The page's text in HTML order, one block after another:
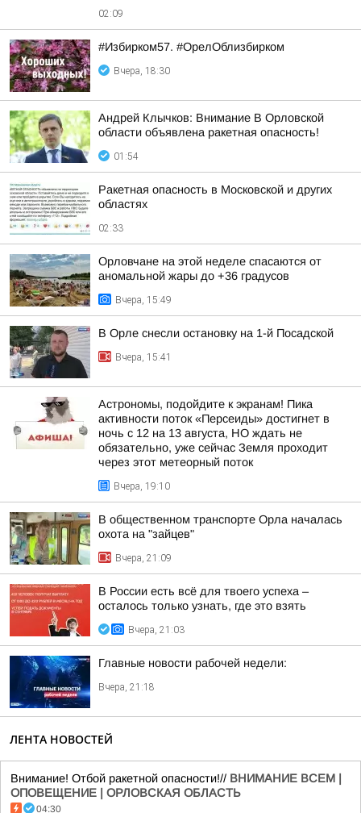
02:09
#Избирком57. #ОрелОблизбирком
Вчера, 18:30
Андрей Клычков: Внимание В Орловской
области объявлена ракетная опасность!
01:54
Ракетная опасность в Московской и других
областях
02:33
Орловчане на этой неделе спасаются от
аномальной жары до +36 градусов
Вчера, 15:49
В Орле снесли остановку на 1-й Посадской
Вчера, 15:41
Астрономы, подойдите к экранам! Пика
активности поток «Персеиды» достигнет в
ночь с 12 на 13 августа, НО ждать не
обязательно, уже сейчас Земля проходит
через этот метеорный поток
Вчера, 19:10
В общественном транспорте Орла началась
охота на "зайцев"
Вчера, 21:09
В России есть всё для твоего успеха –
осталось только узнать, где это взять
Вчера, 21:03
Главные новости рабочей недели:
Вчера, 21:18
ЛЕНТА НОВОСТЕЙ
Внимание! Отбой ракетной опасности!// ВНИМАНИЕ ВСЕМ |
ОПОВЕЩЕНИЕ | ОРЛОВСКАЯ ОБЛАСТЬ
04:30